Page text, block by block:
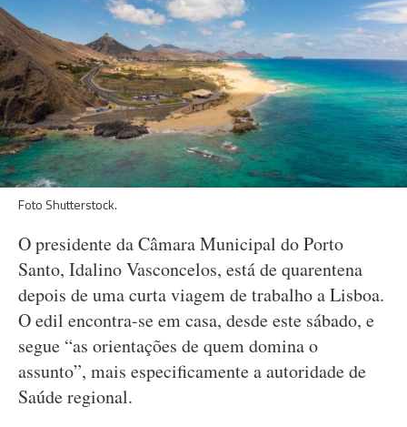
Foto Shutterstock.
O presidente da Câmara Municipal do Porto
Santo, Idalino Vasconcelos, está de quarentena
depois de uma curta viagem de trabalho a Lisboa.
O edil encontra-se em casa, desde este sábado, e
segue “as orientações de quem domina o
assunto”, mais especificamente a autoridade de
Saúde regional.